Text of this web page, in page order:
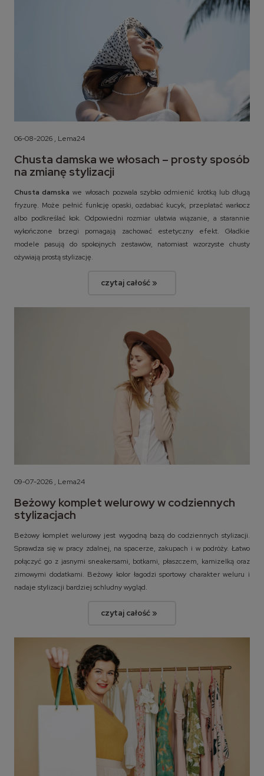
06-08-2026 , Lema24
Chusta damska we włosach – prosty sposób
na zmianę stylizacji
Chusta damska we włosach pozwala szybko odmienić krótką lub długą
fryzurę. Może pełnić funkcję opaski, ozdabiać kucyk, przeplatać warkocz
albo podkreślać kok. Odpowiedni rozmiar ułatwia wiązanie, a starannie
wykończone brzegi pomagają zachować estetyczny efekt. Gładkie
modele pasują do spokojnych zestawów, natomiast wzorzyste chusty
ożywiają prostą stylizację.
czytaj całość »
09-07-2026 , Lema24
Beżowy komplet welurowy w codziennych
stylizacjach
Beżowy komplet welurowy jest wygodną bazą do codziennych stylizacji.
Sprawdza się w pracy zdalnej, na spacerze, zakupach i w podróży. Łatwo
połączyć go z jasnymi sneakersami, botkami, płaszczem, kamizelką oraz
zimowymi dodatkami. Beżowy kolor łagodzi sportowy charakter weluru i
nadaje stylizacji bardziej schludny wygląd.
czytaj całość »